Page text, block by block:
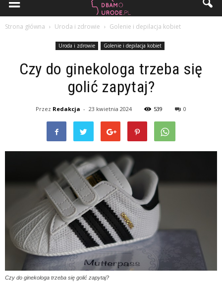
Strona główna Uroda i zdrowie Golenie i depilacja kobiet
Uroda i zdrowie Golenie i depilacja kobiet
Czy do ginekologa trzeba się
golić zapytaj?
Przez Redakcja - 23 kwietnia 2024 539 0
Czy do ginekologa trzeba się golić zapytaj?